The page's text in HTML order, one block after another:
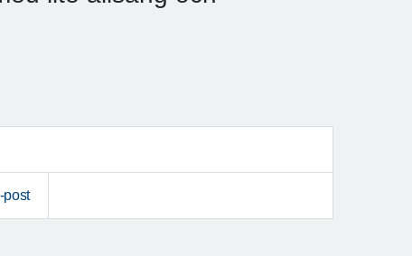
post